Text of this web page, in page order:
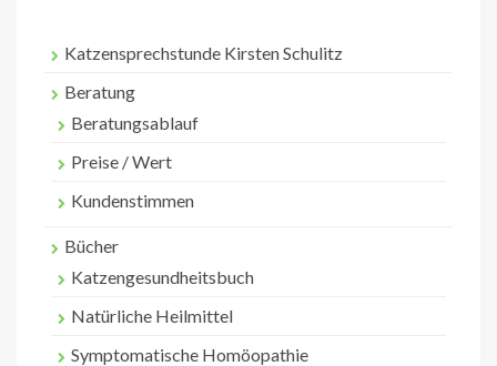
Katzensprechstunde Kirsten Schulitz
Beratung
Beratungsablauf
Preise / Wert
Kundenstimmen
Bücher
Katzengesundheitsbuch
Natürliche Heilmittel
Symptomatische Homöopathie